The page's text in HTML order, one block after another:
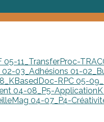
05-11_TransferProc-
02-03_Adhésions 01-
RPC 05-
04-08_P5-ApplicationK
04-07_P4-